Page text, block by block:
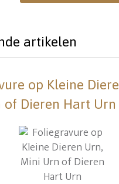
artikelen
op Kleine
of Dieren Hart Urn